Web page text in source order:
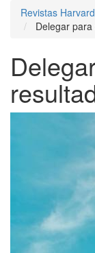
Revistas
Delegar